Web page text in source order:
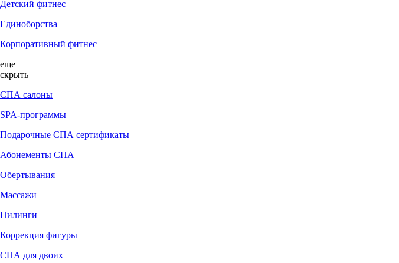
Детский фитнес
Единоборства
Корпоративный фитнес
еще
скрыть
СПА салоны
SPA-программы
Подарочные СПА сертификаты
Абонементы СПА
Обертывания
Массажи
Пилинги
Коррекция фигуры
СПА для двоих